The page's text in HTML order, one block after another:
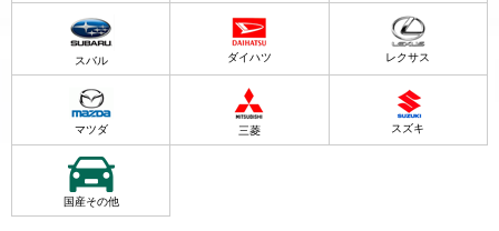
スバル ダイハツ レクサス
マツダ 三菱 スズキ
国産その他